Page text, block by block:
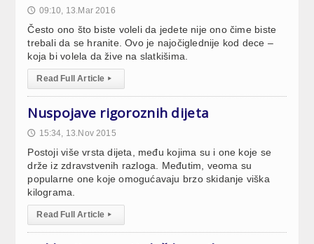
🕔 09:10, 13.Mar 2016
Često ono što biste voleli da jedete nije ono čime biste
trebali da se hranite. Ovo je najočiglednije kod dece –
koja bi volela da žive na slatkišima.
Read Full Article ▸
Nuspojave rigoroznih dijeta
🕔 15:34, 13.Nov 2015
Postoji više vrsta dijeta, među kojima su i one koje se
drže iz zdravstvenih razloga. Međutim, veoma su
popularne one koje omogućavaju brzo skidanje viška
kilograma.
Read Full Article ▸